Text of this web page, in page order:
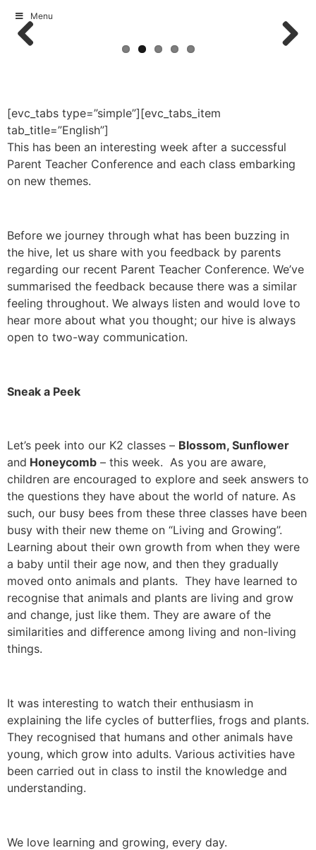
Menu
Skip
[evc_tabs type=”simple”][evc_tabs_item
tab_title=”English”]
This has been an interesting week after a successful
Parent Teacher Conference and each class embarking
on new themes.
Before we journey through what has been buzzing in
the hive, let us share with you feedback by parents
regarding our recent Parent Teacher Conference. We’ve
summarised the feedback because there was a similar
feeling throughout. We always listen and would love to
hear more about what you thought; our hive is always
open to two-way communication.
Sneak a Peek
Let’s peek into our K2 classes – Blossom, Sunflower
and Honeycomb – this week. As you are aware,
children are encouraged to explore and seek answers to
the questions they have about the world of nature. As
such, our busy bees from these three classes have been
busy with their new theme on “Living and Growing”.
Learning about their own growth from when they were
a baby until their age now, and then they gradually
moved onto animals and plants. They have learned to
recognise that animals and plants are living and grow
and change, just like them. They are aware of the
similarities and difference among living and non-living
things.
It was interesting to watch their enthusiasm in
explaining the life cycles of butterflies, frogs and plants.
They recognised that humans and other animals have
young, which grow into adults. Various activities have
been carried out in class to instil the knowledge and
understanding.
We love learning and growing, every day.